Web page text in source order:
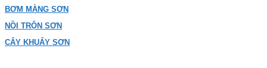
BƠM MÀNG SƠN
NỒI TRỘN SƠN
CÂY KHUẤY SƠN